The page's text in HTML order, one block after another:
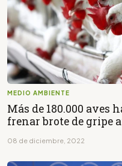
MEDIO AMBIENTE
Más de 180.000 aves
frenar brote de gripe
08 de diciembre, 2022